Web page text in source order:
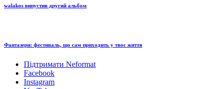
walakos випустив другий альбом
Фантазери: фестиваль, що сам приходить у твоє життя
Підтримати Neformat
Facebook
Instagram